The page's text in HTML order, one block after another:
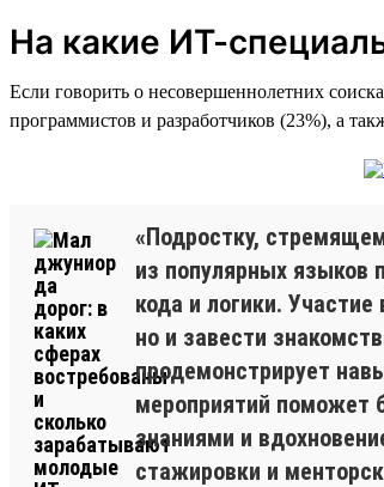
На какие ИТ-
Если говорить о несовершеннолетних
программистов и разработчиков (23%), а
«Подростку,
из популярных языков
кода и логики.
но и завести
продемонстрирует
мероприятий поможет
знаниями и
стажировки и